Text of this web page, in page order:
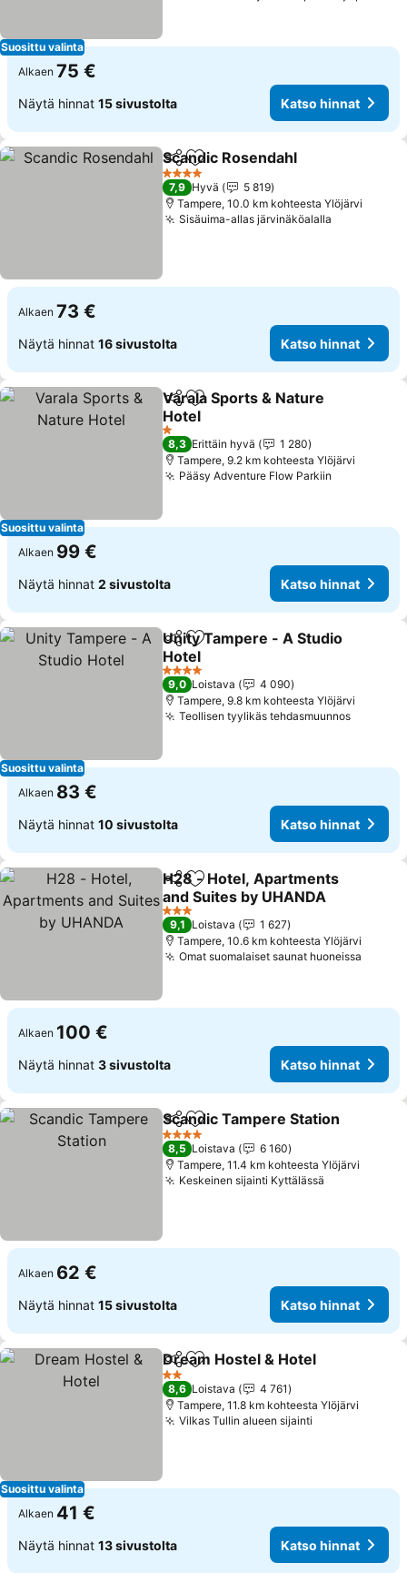
Suosittu valinta
Alkaen 75 €
Näytä hinnat 15 sivustolta Katso hinnat
Jaa Lisää suosikkeihin
Scandic Rosendahl
4 Tähtiluokitus
7,9 Hyvä
5 819
Tampere, 10.0 km kohteesta Ylöjärvi
Sisäuima-allas järvinäköalalla
Alkaen 73 €
Näytä hinnat 16 sivustolta Katso hinnat
Suosittu valinta
Jaa Lisää suosikkeihin
Varala Sports & Nature
Hotel
Katso hinnat
1 Tähtiluokitus
8,3 Erittäin hyvä
1 280
Tampere, 9.2 km kohteesta Ylöjärvi
Pääsy Adventure Flow Parkiin
Alkaen 99 €
Näytä hinnat 2 sivustolta Katso hinnat
Suosittu valinta
Jaa Lisää suosikkeihin
Unity Tampere - A Studio
Hotel
Katso hinnat
4 Tähtiluokitus
9,0 Loistava
4 090
Tampere, 9.8 km kohteesta Ylöjärvi
Teollisen tyylikäs tehdasmuunnosKatso
Alkaen 83 €
Näytä hinnat 10 sivustolta Katso hinnat
Jaa Lisää suosikkeihin
H28 - Hotel, Apartments
and Suites by UHANDA
Katso hinnat
3 Tähtiluokitus
9,1 Loistava
1 627
Tampere, 10.6 km kohteesta Ylöjärvi
Omat suomalaiset saunat huoneissa
Alkaen 100 €
Näytä hinnat 3 sivustolta Katso hinnat
Jaa Lisää suosikkeihin
Scandic Tampere Station
4 Tähtiluokitus
8,5 Loistava
6 160
Tampere, 11.4 km kohteesta Ylöjärvi
Keskeinen sijainti Kyttälässä
Alkaen 62 €
Näytä hinnat 15 sivustolta Katso hinnat
Suosittu valinta
Jaa Lisää suosikkeihin
Dream Hostel & Hotel
2 Tähtiluokitus
8,6 Loistava
4 761
Tampere, 11.8 km kohteesta Ylöjärvi
Vilkas Tullin alueen sijainti
Alkaen 41 €
Näytä hinnat 13 sivustolta Katso hinnat